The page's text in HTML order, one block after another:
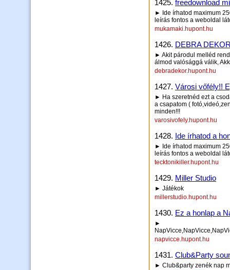
1425. freedownload
► Ide írhatod maximum
leírás fontos a weboldal
mukamaki.hupont.hu
1426. DEBRA
► Akit párodul melléd
álmod valósággá válik,
debradekor.hupont.hu
1427. Városi vőfély!!
► Ha szeretnéd ezt a
a csapatom (
minden!!!
varosivofely.hupont.hu
1428. Ide írhatod a
► Ide írhatod maximum
leírás fontos a weboldal
tecktonikiller.hupont.hu
1429. Miller Studio
► Játékok
millerstudio.hupont.hu
1430. Ez a honlap a
►
napvicce.hupont.hu
1431. Club&Party
► Club&party zenék nap